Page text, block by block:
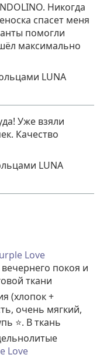
Никогда
спасет меня
помогли
максимально
LUNA
Уже взяли
Качество
LUNA
Love
покоя и
ткани
(хлопок +
очень мягкий,
⭐. В ткань
Love